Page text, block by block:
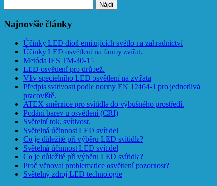
Najnovšie články
Účinky LED diod emitujících světlo na zahradnictví
Účinky LED osvětlení na farmy zvířat.
Metóda IES TM-30-15
LED osvětlení pro drůbež.
Vliv specielního LED osvětlení na zvířata
Předpis svítivosti podle normy EN 12464-1 pro jednotlivá
pracoviště.
ATEX směrnice pro svítidla do výbušného prostředí.
Podání barev u osvětlení (CRI)
Světelní tok, svítivost.
Světelná účinnost LED svítidel
Co je důležité při výběru LED svítidla?
Světelná účinnost LED svítidel
Co je důležité při výběru LED svítidla?
Proč věnovat problematice osvětlení pozornost?
Světelný zdroj LED technologie